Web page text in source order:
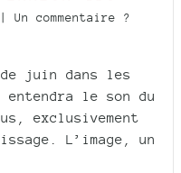
| Un commentaire ?
juin dans les
le son du
exclusivement
L’image, un